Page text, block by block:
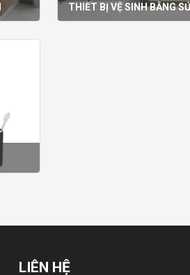
THIẾT BỊ VỆ SINH BẰNG
LIÊN HỆ